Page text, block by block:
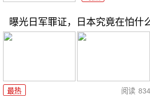
曝光日军罪证，日本究竟在怕什
最热 阅读